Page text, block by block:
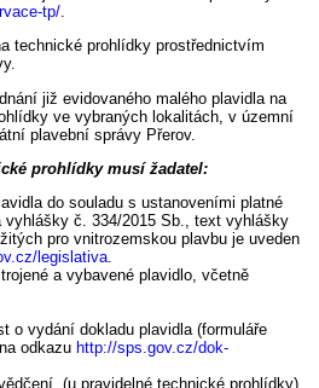
tp/.
technické prohlídky prostřednictvím
již evidovaného malého plavidla na
ve vybraných lokalitách, v územní
plavební správy Přerov.
prohlídky musí žadatel:
do souladu s ustanoveními platné
vyhlášky č. 334/2015 Sb., text vyhlášky
pro vnitrozemskou plavbu je uveden
legislativa.
a vybavené plavidlo, včetně
o vydání dokladu plavidla (formuláře
odkazu http://sps.gov.cz/dok-
(u pravidelné technické prohlídky),